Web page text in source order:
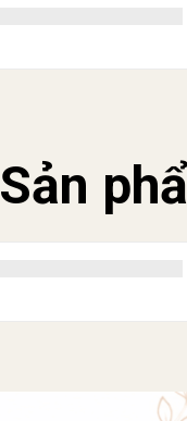
Sản